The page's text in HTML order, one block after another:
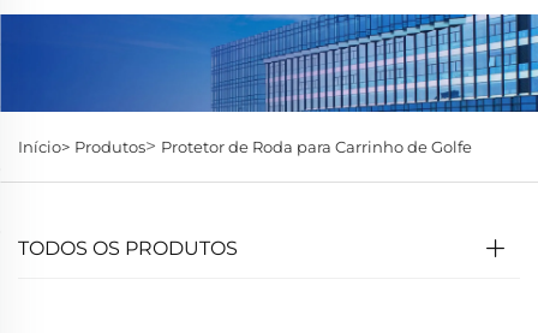
Início> Produtos> Protetor de Roda para Carrinho de Golfe
TODOS OS PRODUTOS